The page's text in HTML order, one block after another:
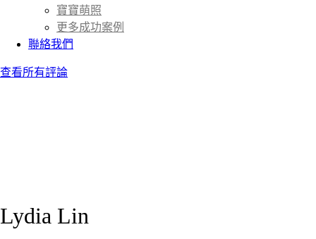
寶寶萌照
更多成功案例
聯絡我們
查看所有評論
Lydia Lin